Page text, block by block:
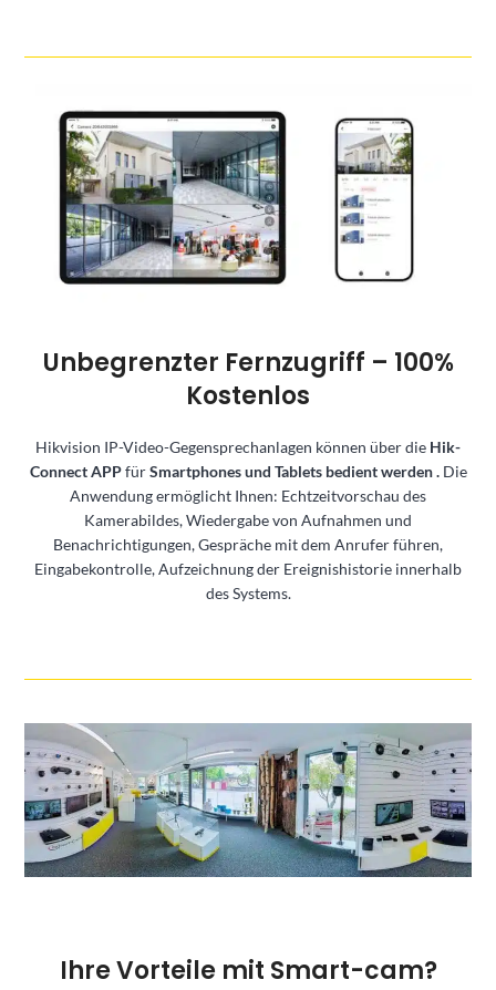
Unbegrenzter Fernzugriff – 100%
Kostenlos
Hikvision IP-Video-Gegensprechanlagen können über die Hik-
Connect APPfürSmartphones und Tablets bedient werden. Die
Anwendung ermöglicht Ihnen: Echtzeitvorschau des
Kamerabildes, Wiedergabe von Aufnahmen und
Benachrichtigungen, Gespräche mit dem Anrufer führen,
Eingabekontrolle, Aufzeichnung der Ereignishistorie innerhalb
des Systems.
Ihre Vorteile mit Smart-cam?